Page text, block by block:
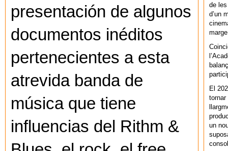
presentación de algunos
documentos inéditos
pertenecientes a esta
atrevida banda de
música que tiene
influencias del Rithm &
de
d’un
El
un